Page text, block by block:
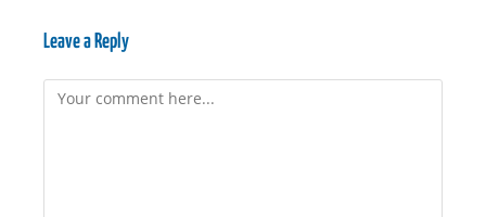
Leave a Reply